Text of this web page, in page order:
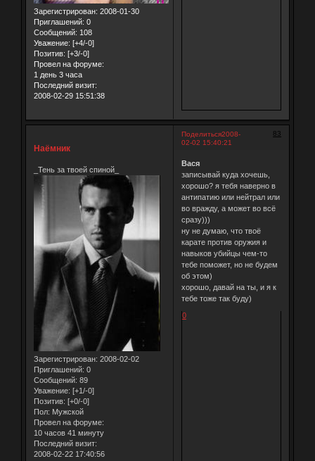
Зарегистрирован: 2008-01-30
Приглашений: 0
Сообщений: 108
Уважение: [+4/-0]
Позитив: [+3/-0]
Провел на форуме:
1 день 3 часа
Последний визит:
2008-02-29 15:51:38
Поделиться 83
2008-
02-02 15:40:21
Наёмник
_Тень за твоей спиной_
Зарегистрирован: 2008-02-02
Приглашений: 0
Сообщений: 89
Уважение: [+1/-0]
Позитив: [+0/-0]
Пол: Мужской
Провел на форуме:
10 часов 41 минуту
Последний визит:
2008-02-22 17:40:56
Вася
записывай куда хочешь,
хорошо? я тебя наверно в
антипатию или нейтрал или
во вражду, а может во всё
сразу)))
ну не думаю, что твоё
карате против оружия и
навыков убийцы чем-то
тебе поможет, но не будем
об этом)
хорошо, давай на ты, и я к
тебе тоже так буду)
0